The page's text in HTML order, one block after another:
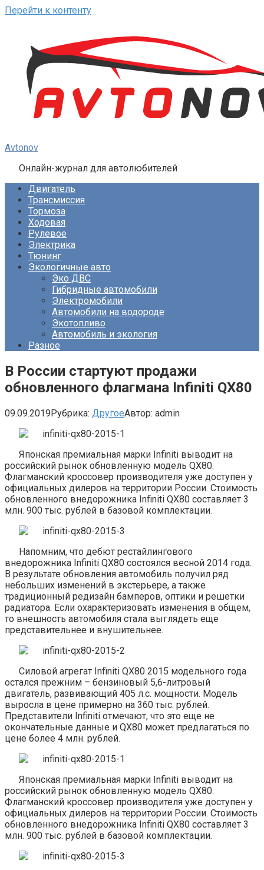
Перейти к контенту
Avtonov
Онлайн-журнал для автолюбителей
Двигатель
Трансмиссия
Тормоза
Ходовая
Рулевое
Электрика
Тюнинг
Экологичные авто
Эко ДВС
Гибридные автомобили
Электромобили
Автомобили на водороде
Экотопливо
Автомобиль и экология
Разное
В России стартуют продажи
обновленного флагмана Infiniti QX80
09.09.2019Рубрика: ДругоеАвтор: admin
Японская премиальная марки Infiniti выводит на
российский рынок обновленную модель QX80.
Флагманский кроссовер производителя уже доступен у
официальных дилеров на территории России. Стоимость
обновленного внедорожника Infiniti QX80 составляет 3
млн. 900 тыс. рублей в базовой комплектации.
Напомним, что дебют рестайлингового
внедорожника Infiniti QX80 состоялся весной 2014 года.
В результате обновления автомобиль получил ряд
небольших изменений в экстерьере, а также
традиционный редизайн бамперов, оптики и решетки
радиатора. Если охарактеризовать изменения в общем,
то внешность автомобиля стала выглядеть еще
представительнее и внушительнее.
Силовой агрегат Infiniti QX80 2015 модельного года
остался прежним – бензиновый 5,6-литровый
двигатель, развивающий 405 л.с. мощности. Модель
выросла в цене примерно на 360 тыс. рублей.
Представители Infiniti отмечают, что это еще не
окончательные данные и QX80 может предлагаться по
цене более 4 млн. рублей.
Японская премиальная марки Infiniti выводит на
российский рынок обновленную модель QX80.
Флагманский кроссовер производителя уже доступен у
официальных дилеров на территории России. Стоимость
обновленного внедорожника Infiniti QX80 составляет 3
млн. 900 тыс. рублей в базовой комплектации.